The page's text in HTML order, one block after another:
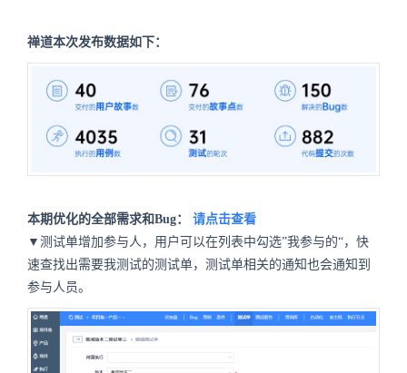
禅道本次发布数据如下：
本期优化的全部需求和Bug： 请点击查看
▼测试单增加参与人，用户可以在列表中勾选”我参与的“，快
速查找出需要我测试的测试单，测试单相关的通知也会通知到
参与人员。